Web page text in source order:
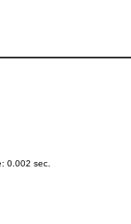
0.002 sec.